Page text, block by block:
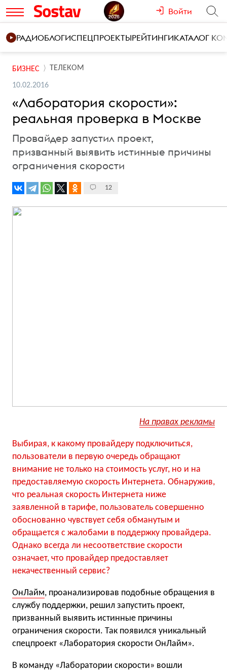
Войти
РАДИОБЛОГИСПЕЦПРОЕКТЫРЕЙТИНГИКАТАЛОГ
БИЗНЕС ТЕЛЕКОМ
10.02.2016
«Лаборатория скорости»:
реальная проверка в Москве
Провайдер запустил проект,
призванный выявить истинные причины
ограничения скорости
12
На правах рекламы
Выбирая, к какому провайдеру подключиться,
пользователи в первую очередь обращают
внимание не только на стоимость услуг, но и на
предоставляемую скорость Интернета. Обнаружив,
что реальная скорость Интернета ниже
заявленной в тарифе, пользователь совершенно
обоснованно чувствует себя обманутым и
обращается с жалобами в поддержку провайдера.
Однако всегда ли несоответствие скорости
означает, что провайдер предоставляет
некачественный сервис?
ОнЛайм, проанализировав подобные обращения в
службу поддержки, решил запустить проект,
призванный выявить истинные причины
ограничения скорости. Так появился уникальный
спецпроект «Лаборатория скорости ОнЛайм».
В команду «Лаборатории скорости» вошли